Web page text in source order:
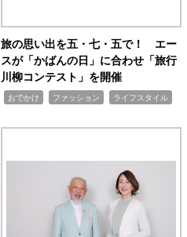
旅の思い出を五・七・五で！ エー
スが「かばんの日」に合わせ「旅行
川柳コンテスト」を開催
おでかけ ファッション ライフスタイル